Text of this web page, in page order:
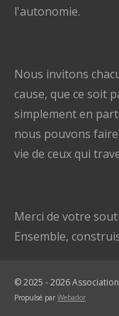
l'autonomie.
Nous invitons
cause, que ce soit
simplement en
nous pouvons
vie de ceux qui
Merci de votre
Ensemble,
© 2025 - 2026
Propulsé par Webador